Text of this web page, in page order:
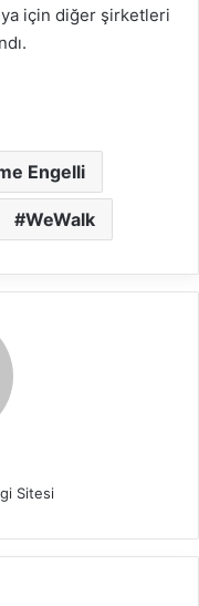
için diğer şirketleri
Engelli
WeWalk
Sitesi